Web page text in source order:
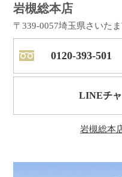
岩槻総本店
〒339-0057埼玉県さいた
0120-393-501
LINEチ
岩槻総本